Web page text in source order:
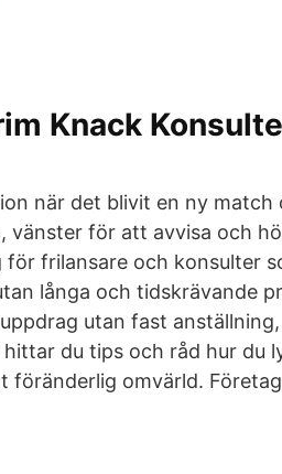
Knack
när det blivit en ny match
vänster för att avvisa och
frilansare och konsulter
långa och tidskrävande
utan fast
du tips och råd hur du
föränderlig omvärld.